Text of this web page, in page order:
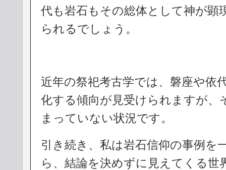
代も岩石もその総体として神が顕
られるでしょう。
近年の祭祀考古学では、磐座や依
化する傾向が見受けられますが、
まっていない状況です。
引き続き、私は岩石信仰の事例を
ら、結論を決めずに見えてくる世